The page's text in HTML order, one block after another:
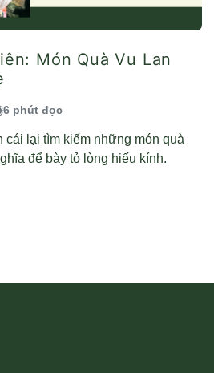
Món Quà Vu Lan
6 phút đọc
cái lại tìm kiếm những món quà
để bày tỏ lòng hiếu kính.